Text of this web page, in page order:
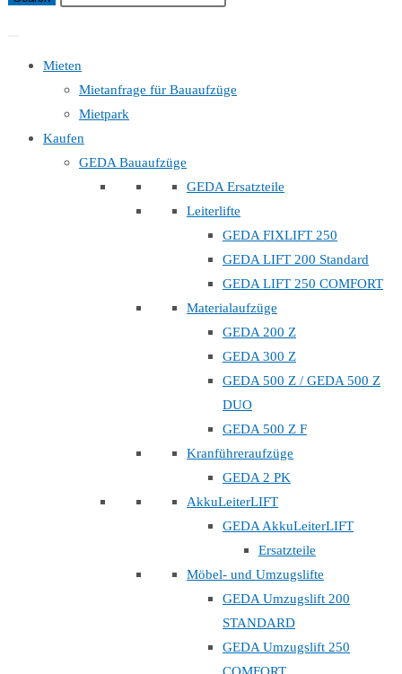
Mieten
Mietanfrage für Bauaufzüge
Mietpark
Kaufen
GEDA Bauaufzüge
GEDA Ersatzteile
Leiterlifte
GEDA FIXLIFT 250
GEDA LIFT 200 Standard
GEDA LIFT 250 COMFORT
Materialaufzüge
GEDA 200 Z
GEDA 300 Z
GEDA 500 Z / GEDA 500 Z
DUO
GEDA 500 Z F
Kranführeraufzüge
GEDA 2 PK
AkkuLeiterLIFT
GEDA AkkuLeiterLIFT
Ersatzteile
Möbel- und Umzugslifte
GEDA Umzugslift 200
STANDARD
GEDA Umzugslift 250